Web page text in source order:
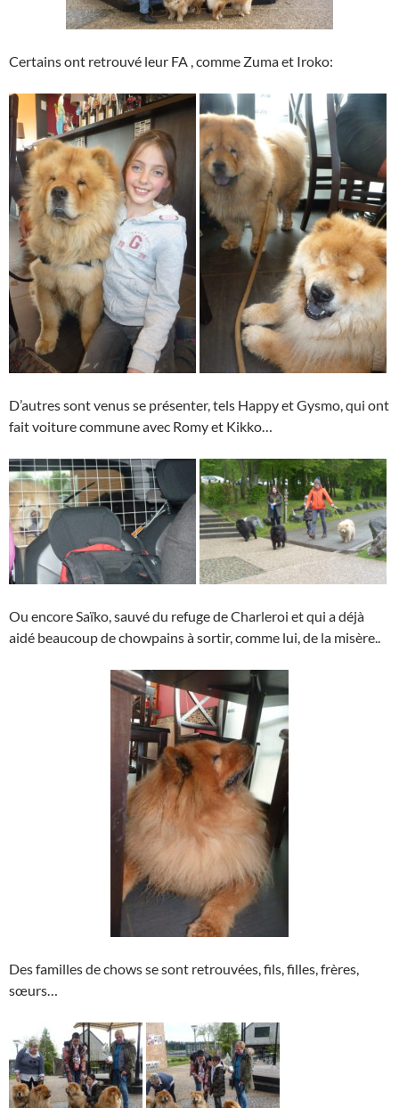
Certains ont retrouvé leur FA , comme Zuma et Iroko:
D’autres sont venus se présenter, tels Happy et Gysmo, qui ont
fait voiture commune avec Romy et Kikko…
Ou encore Saïko, sauvé du refuge de Charleroi et qui a déjà
aidé beaucoup de chowpains à sortir, comme lui, de la misère..
Des familles de chows se sont retrouvées, fils, filles, frères,
sœurs…